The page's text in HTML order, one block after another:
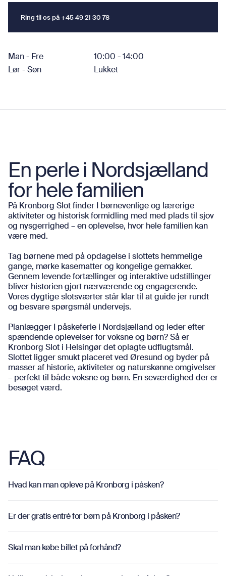
Ring til os på +45 49 21 30 78
Man - Fre
10:00 - 14:00
Lør - Søn
Lukket
En perle i Nordsjælland
for hele familien
På Kronborg Slot finder I børnevenlige og lærerige
aktiviteter og historisk formidling med med plads til sjov
og nysgerrighed – en oplevelse, hvor hele familien kan
være med.
Tag børnene med på opdagelse i slottets hemmelige
gange, mørke kasematter og kongelige gemakker.
Gennem levende fortællinger og interaktive udstillinger
bliver historien gjort nærværende og engagerende.
Vores dygtige slotsværter står klar til at guide jer rundt
og besvare spørgsmål undervejs.
Planlægger I påskeferie i Nordsjælland og leder efter
spændende oplevelser for voksne og børn? Så er
Kronborg Slot i Helsingør det oplagte udflugtsmål.
Slottet ligger smukt placeret ved Øresund og byder på
masser af historie, aktiviteter og naturskønne omgivelser
– perfekt til både voksne og børn. En seværdighed der er
besøget værd.
FAQ
Hvad kan man opleve på Kronborg i påsken?
Er der gratis entré for børn på Kronborg i påsken?
Skal man købe billet på forhånd?